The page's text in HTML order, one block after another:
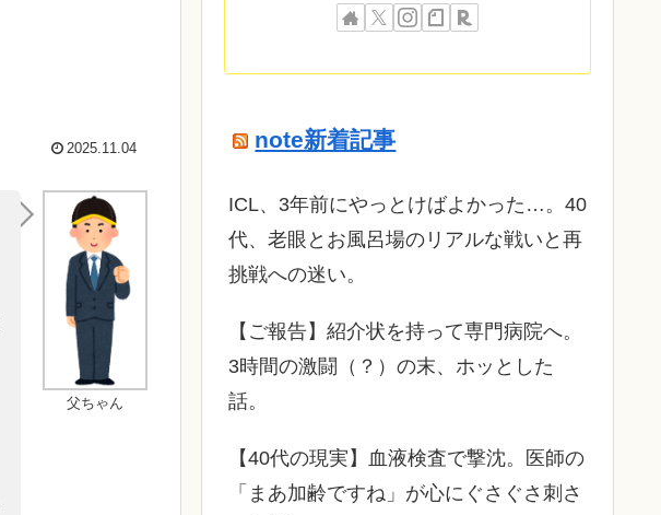
2025.11.04
父ちゃん
note新着記事
ICL、3年前にやっとけばよかった…。40
代、老眼とお風呂場のリアルな戦いと再
挑戦への迷い。
​【ご報告】紹介状を持って専門病院へ。
3時間の激闘（？）の末、ホッとした
話。
【40代の現実】血液検査で撃沈。医師の
「まあ加齢ですね」が心にぐさぐさ刺さ